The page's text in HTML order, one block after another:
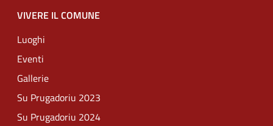
VIVERE IL COMUNE
Luoghi
Eventi
Gallerie
Su Prugadoriu 2023
Su Prugadoriu 2024